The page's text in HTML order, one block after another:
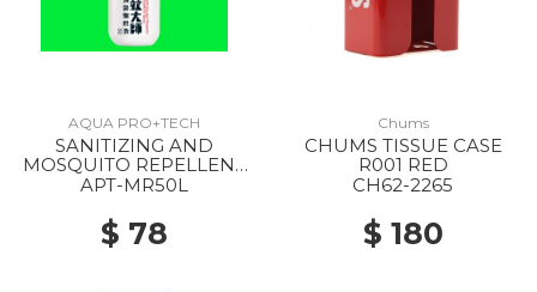
AQUA PRO+TECH
SANITIZING AND
MOSQUITO REPELLENT
SPRAY --
APT-MR50L
$ 78
Chums
CHUMS TISSUE CASE
R001 RED
CH62-2265
$ 180